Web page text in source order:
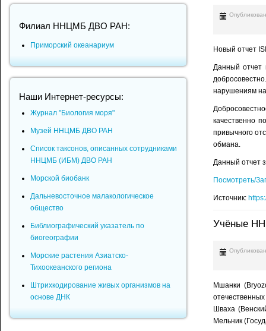
Новый отчет
Данный отчет
нарушениям
качественно
привычного
обмана.
Данный отчет
Посмотреть/
Источник:
Учёные
Мшанки
Шваха
Мельник
Филиал ННЦМБ ДВО РАН:
Приморский океанариум
Наши Интернет-ресурсы:
Журнал "Биология моря"
Музей ННЦМБ ДВО РАН
Список таксонов, описанных сотрудниками
ННЦМБ (ИБМ) ДВО РАН
Морской биобанк
Дальневосточное малакологическое
общество
Библиографический указатель по
биогеографии
Морские растения Азиатско-
Тихоокеанского региона
Штрихкодирование живых организмов на
основе ДНК